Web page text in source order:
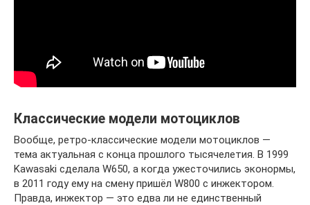
Классические модели мотоциклов
Вообще, ретро-классические модели мотоциклов —
тема актуальная с конца прошлого тысячелетия. В 1999
Kawasaki сделала W650, а когда ужесточились эконормы,
в 2011 году ему на смену пришёл W800 с инжектором.
Правда, инжектор — это едва ли не единственный